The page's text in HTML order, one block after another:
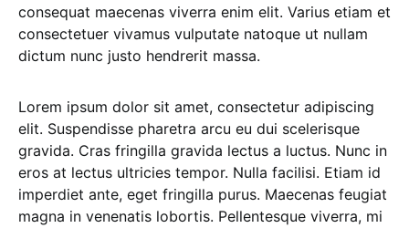
consequat maecenas viverra enim elit. Varius etiam et
consectetuer vivamus vulputate natoque ut nullam
dictum nunc justo hendrerit massa.
Lorem ipsum dolor sit amet, consectetur adipiscing
elit. Suspendisse pharetra arcu eu dui scelerisque
gravida. Cras fringilla gravida lectus a luctus. Nunc in
eros at lectus ultricies tempor. Nulla facilisi. Etiam id
imperdiet ante, eget fringilla purus. Maecenas feugiat
magna in venenatis lobortis. Pellentesque viverra, mi